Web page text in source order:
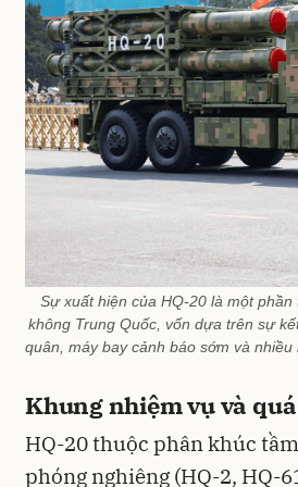
Sự xuất hiện của HQ-20 là một
không Trung Quốc, vốn dựa trên sự
quân, máy bay cảnh báo sớm và
Khung nhiệm vụ và
HQ-20 thuộc phân khúc
phóng nghiêng (HQ-2, HQ-